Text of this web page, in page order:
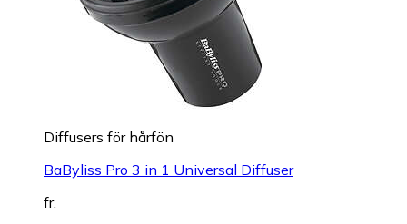
Diffusers för hårfön
BaByliss Pro 3 in 1 Universal Diffuser
fr.